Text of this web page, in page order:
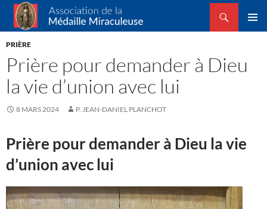
Association de la Médaille Miraculeuse
Recherche
ALLER
PRIÈRE
Prière pour demander à Dieu
la vie d’union avec lui
8 MARS 2024 P. JEAN-DANIEL PLANCHOT
Prière pour demander à Dieu la vie
d’union avec lui